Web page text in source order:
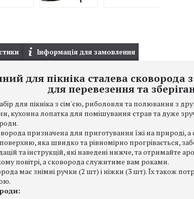
Інформація для замовлення
для пікніка сталева сковорода
для перевезення та
для пікніка з сім'єю, риболовля та полювання з
кухонна лопатка для помішування страв та дуже
призначена для приготування їжі на природі,
яка швидко та рівномірно прогрівається,
та інструкцій, які наведені нижче, та отримайте
повітрі, а сковорода служитиме вам роками.
має знімні ручки (2 шт) і ніжки (3 шт). Їх також